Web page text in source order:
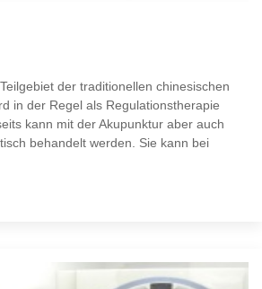
der traditionellen chinesischen
in der Regel als Regulationstherapie
kann mit der Akupunktur aber auch
behandelt werden. Sie kann bei